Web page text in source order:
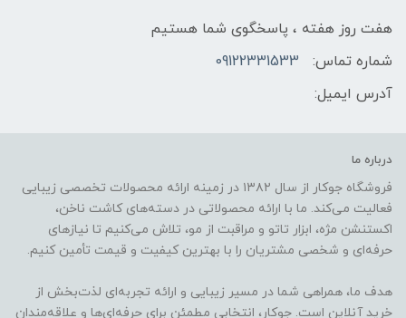
هفت روز هفته ، پاسخگوی شما هستیم
شماره تماس:
09122331533
آدرس ایمیل:
درباره ما
فروشگاه جوکار از سال ۱۳۸۲ در زمینه ارائه محصولات تخصصی زیبایی
فعالیت می‌کند. ما با ارائه محصولاتی در دسته‌های کاشت ناخن،
اکستنشن مژه، ابزار تاتو و مراقبت از مو، تلاش می‌کنیم تا نیازهای
حرفه‌ای و شخصی مشتریان را با بهترین کیفیت و قیمت تأمین کنیم.
هدف ما، همراهی شما در مسیر زیبایی و ارائه تجربه‌ای لذت‌بخش از
خرید آنلاین است. جوکار، انتخابی مطمئن برای حرفه‌ای‌ها و علاقه‌مندان